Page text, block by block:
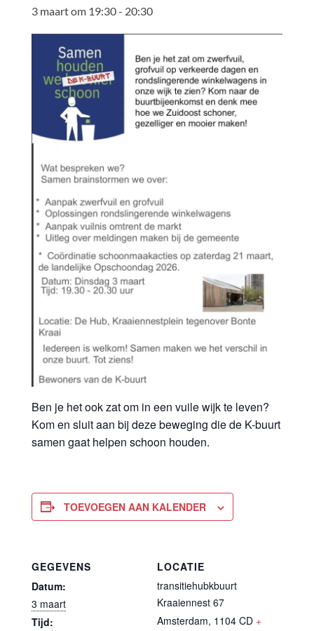
3 maart om 19:30- 20:30
Ben je het ook zat om in een vuile wijk te leven?
Kom en sluit aan bij deze beweging die de K-buurt
samen gaat helpen schoon houden.
TOEVOEGEN AAN KALENDER
GEGEVENS
Datum:
3 maart
Tijd:
LOCATIE
transitiehubkbuurt
Kraaiennest 67
Amsterdam, 1104 CD +